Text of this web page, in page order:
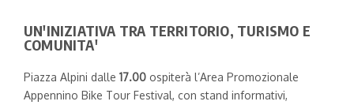
UN'INIZIATIVA TRA TERRITORIO, TURISMO E
COMUNITA'
Piazza Alpini dalle 17.00 ospiterà l’Area Promozionale
Appennino Bike Tour Festival, con stand informativi,